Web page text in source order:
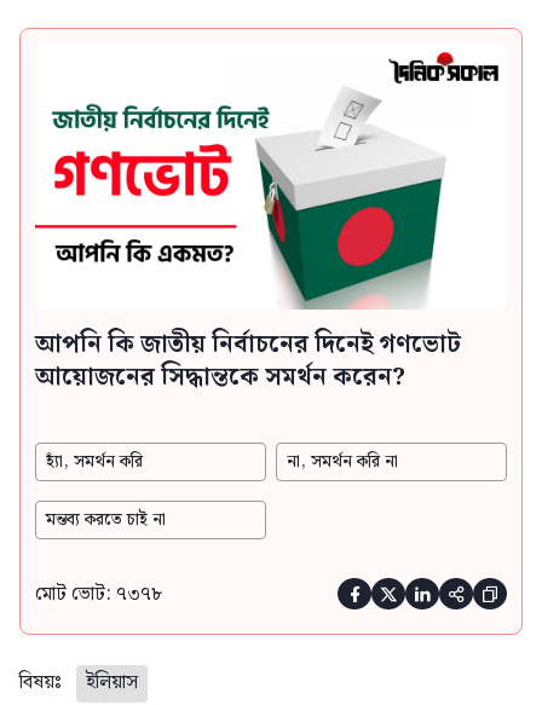
আপনি কি জাতীয় নির্বাচনের দিনেই গণভোট
আয়োজনের সিদ্ধান্তকে সমর্থন করেন?
হ্যাঁ, সমর্থন করি না, সমর্থন করি না
মন্তব্য করতে চাই না
মোট ভোট: ৭৩৭৮     
বিষয়ঃ ইলিয়াস